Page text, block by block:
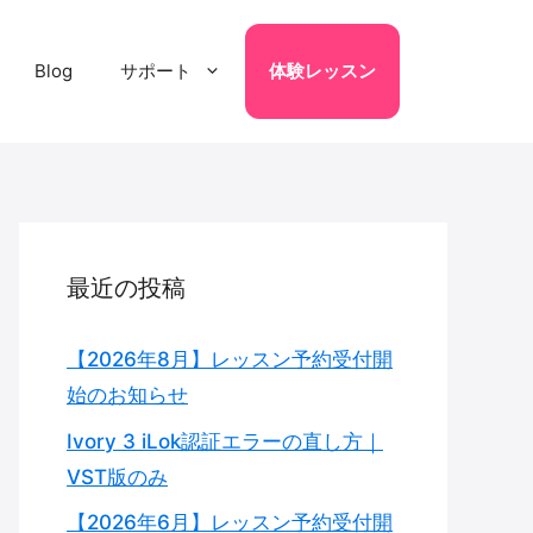
Blog サポート 体験レッスン
最近の投稿
【2026年8月】レッスン予約受付開
始のお知らせ
Ivory 3 iLok認証エラーの直し方｜
VST版のみ
【2026年6月】レッスン予約受付開